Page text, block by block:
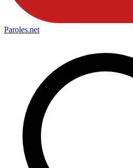
Paroles.net